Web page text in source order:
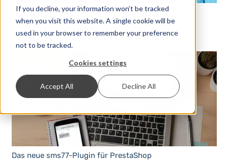
If you decline, your information won’t be tracked
when you visit this website. A single cookie will be
used in your browser to remember your preference
not to be tracked.
Cookies settings
Accept All Decline All
5 Gründe, warum Sie SMS für E-Commerce nutzen
sollten
Das neue sms77-Plugin für PrestaShop